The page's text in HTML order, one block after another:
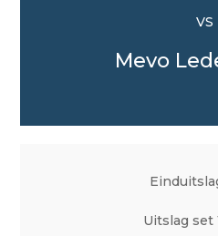
VS
Mevo
Uitslag set